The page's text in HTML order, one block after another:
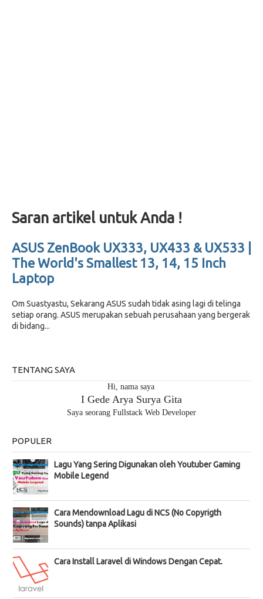
Saran artikel untuk Anda !
ASUS ZenBook UX333, UX433 & UX533 |
The World's Smallest 13, 14, 15 Inch
Laptop
Om Suastyastu, Sekarang ASUS sudah tidak asing lagi di telinga
setiap orang. ASUS merupakan sebuah perusahaan yang bergerak
di bidang...
TENTANG SAYA
Hi, nama saya
I Gede Arya Surya Gita
Saya seorang Fullstack Web Developer
POPULER
Lagu Yang Sering Digunakan oleh Youtuber Gaming
Mobile Legend
Cara Mendownload Lagu di NCS (No Copyrigth
Sounds) tanpa Aplikasi
Cara Install Laravel di Windows Dengan Cepat.